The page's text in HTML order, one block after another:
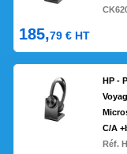
185,79 € HT
HP -
C/A
Réf.